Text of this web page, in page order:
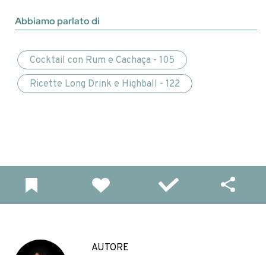
Abbiamo parlato di
Cocktail con Rum e Cachaça - 105
Ricette Long Drink e Highball - 122
AUTORE